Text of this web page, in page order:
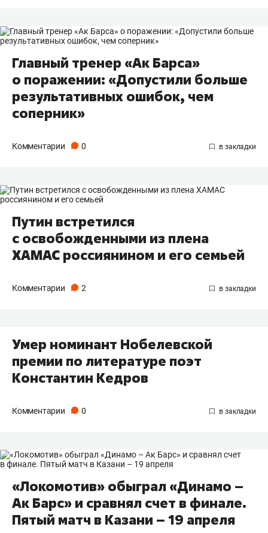
Главный тренер «Ак Барса»
о поражении: «Допустили больше
результативных ошибок, чем
соперник»
Комментарии 0
Путин встретился
с освобожденными из плена
ХАМАС россиянином и его семьей
Комментарии 2
Умер номинант Нобелевской
премии по литературе поэт
Константин Кедров
Комментарии 0
«Локомотив» обыграл «Динамо –
Ак Барс» и сравнял счет в финале.
Пятый матч в Казани – 19 апреля